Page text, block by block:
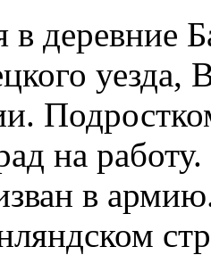
в деревние
уезда,
на
в